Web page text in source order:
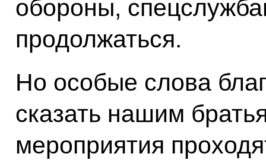
обороны,
продолжаться.
Но особые слова
сказать нашим
мероприятия